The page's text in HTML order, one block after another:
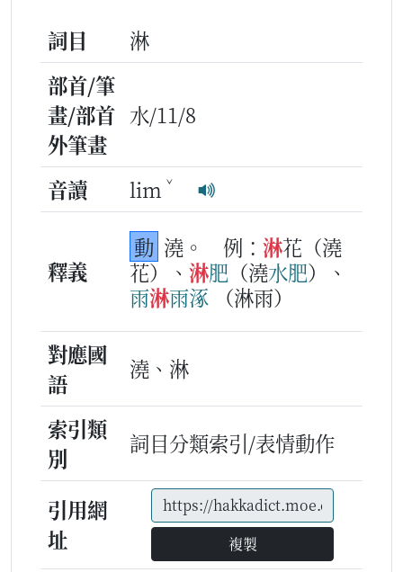
詞目
淋
部首/筆
畫/部首
外筆畫
水/11/8
音讀 lim ˇ
釋義
動 澆。 例： 淋花（澆
花）、 淋肥 （澆水肥）、
雨淋雨涿
（淋雨）
對應國
語
澆、淋
索引類
別
詞目分類索引/表情動作
引用網
址
複製